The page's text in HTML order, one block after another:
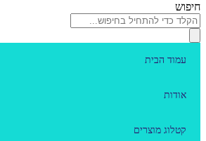
חיפוש
עמוד הבית
אודות
קטלוג מוצרים